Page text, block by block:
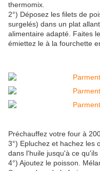
thermomix.
2°) Déposez les filets de
surgelés) dans un plat
alimentaire adapté. Faites
émiettez le à la fourchette
Préchauffez votre four à
3°) Epluchez et hachez les
dans l'huile jusqu'à ce
4°) Ajoutez le poisson.